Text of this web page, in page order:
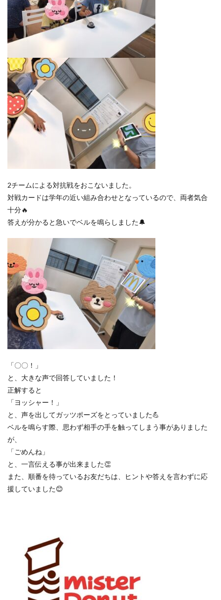
2チームによる対抗戦をおこないました。
対戦カードは学年の近い組み合わせとなっているので、両者気合
十分🔥
答えが分かると急いでベルを鳴らしました🔔
「〇〇！」
と、大きな声で回答していました！
正解すると
「ヨッシャー！」
と、声を出してガッツポーズをとっていました💪
ベルを鳴らす際、思わず相手の手を触ってしまう事がありました
が、
「ごめんね」
と、一言伝える事が出来ました👏
また、順番を待っているお友だちは、ヒントや答えを言わずに応
援していました😊